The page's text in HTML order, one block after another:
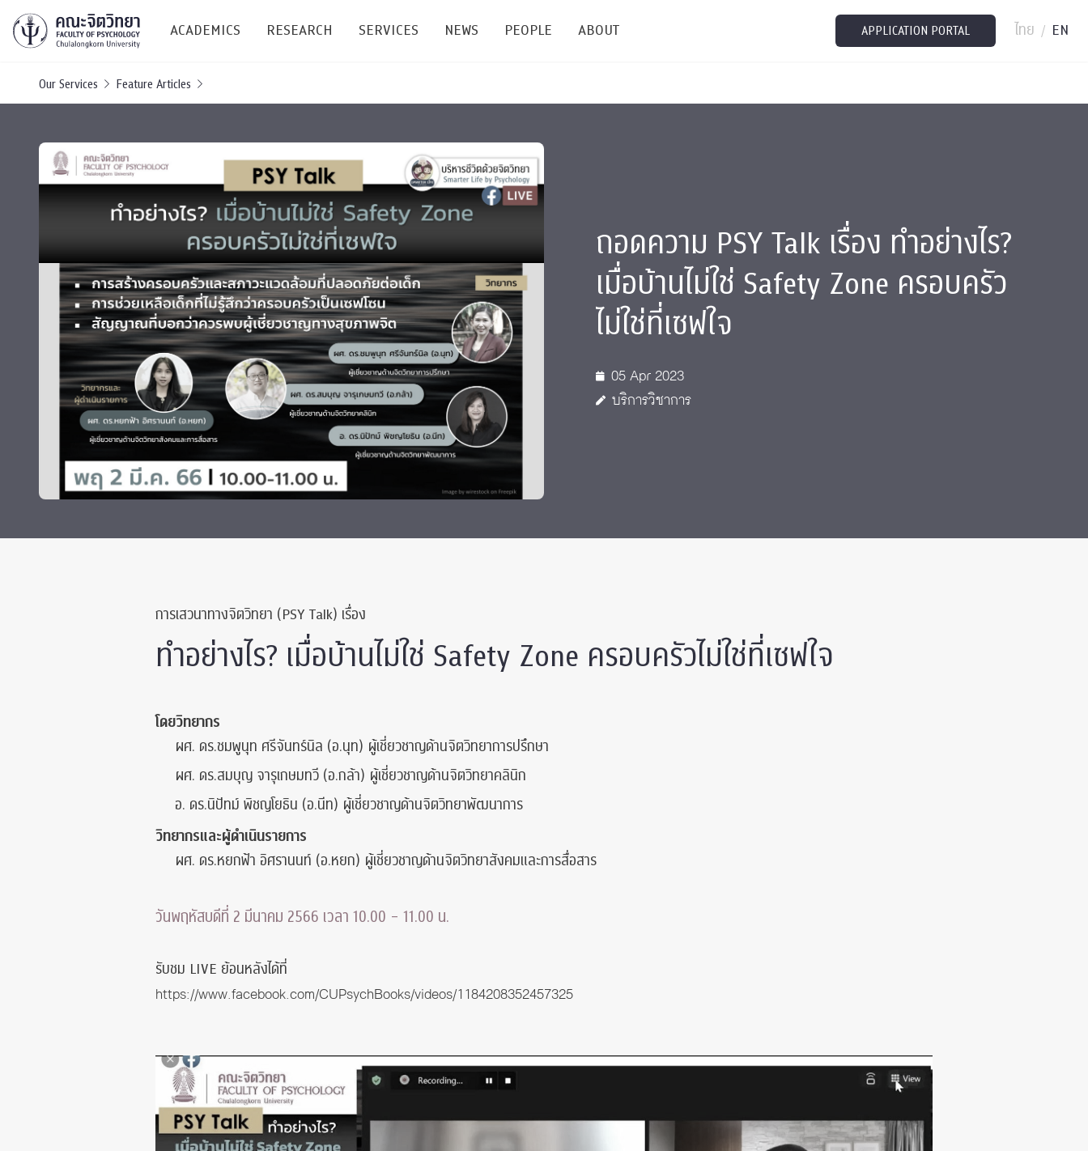
ACADEMICS
Undergraduate
Bachelor of Science
(B.Sc.)
Graduate
Master's and PhD
Current Students
RESEARCH
Resources & Facilities
Research Publications
Conference
International Conference & Symposium
TICP 2023
SSBW Activities
Grants and Awards
SERVICES
Academic Service
PSY Stats Clinic
Wellness Center
Psychological Center for Effective Organization
Life Di
CU Radio
NEWS
Events & Announcement
Lectures & Talks
Jobs
PEOPLE
Staffs
Post-docs
ABOUT
Annual Reports
Contact Us
APPLICATION PORTAL ไทย / EN
Our Services Feature Articles
ถอดความ PSY Talk เรื่อง ทำอย่างไร?
เมื่อบ้านไม่ใช่ Safety Zone ครอบครัว
ไม่ใช่ที่เซฟใจ
05 Apr 2023
บริการวิชาการ
การเสวนาทางจิตวิทยา (PSY Talk) เรื่อง
ทำอย่างไร? เมื่อบ้านไม่ใช่ Safety Zone ครอบครัวไม่ใช่ที่เซฟใจ
โดยวิทยากร
ผศ. ดร.ชมพูนุท ศรีจันทร์นิล (อ.นุท) ผู้เชี่ยวชาญด้านจิตวิทยาการปรึกษา
ผศ. ดร.สมบุญ จารุเกษมทวี (อ.กล้า) ผู้เชี่ยวชาญด้านจิตวิทยาคลินิก
อ. ดร.นิปัทม์ พิชญโยธิน (อ.นีท) ผู้เชี่ยวชาญด้านจิตวิทยาพัฒนาการ
วิทยากรและผู้ดำเนินรายการ
ผศ. ดร.หยกฟ้า อิศรานนท์ (อ.หยก) ผู้เชี่ยวชาญด้านจิตวิทยาสังคมและการสื่อสาร
วันพฤหัสบดีที่ 2 มีนาคม 2566 เวลา 10.00 – 11.00 น.
รับชม LIVE ย้อนหลังได้ที่
https://www.facebook.com/CUPsychBooks/videos/1184208352457325